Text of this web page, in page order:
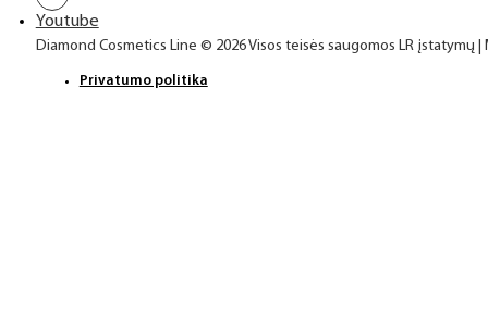
Youtube
Diamond Cosmetics Line © 2026 Visos teisės saugomos LR įstatymų
Privatumo politika